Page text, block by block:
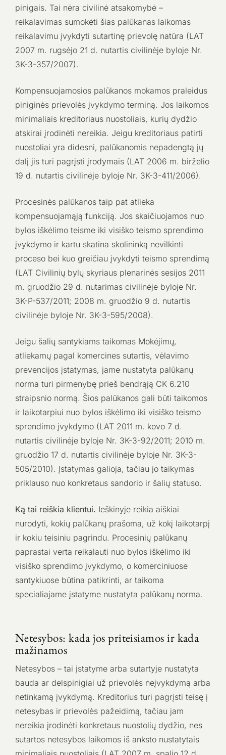
pinigais. Tai nėra civilinė atsakomybė –
reikalavimas sumokėti šias palūkanas laikomas
reikalavimu įvykdyti sutartinę prievolę natūra (LAT
2007 m. rugsėjo 21 d. nutartis civilinėje byloje Nr.
3K-3-357/2007).
Kompensuojamosios palūkanos mokamos praleidus
piniginės prievolės įvykdymo terminą. Jos laikomos
minimaliais kreditoriaus nuostoliais, kurių dydžio
atskirai įrodinėti nereikia. Jeigu kreditoriaus patirti
nuostoliai yra didesni, palūkanomis nepadengtą jų
dalį jis turi pagrįsti įrodymais (LAT 2006 m. birželio
19 d. nutartis civilinėje byloje Nr. 3K-3-411/2006).
Procesinės palūkanos taip pat atlieka
kompensuojamąją funkciją. Jos skaičiuojamos nuo
bylos iškėlimo teisme iki visiško teismo sprendimo
įvykdymo ir kartu skatina skolininką nevilkinti
proceso bei kuo greičiau įvykdyti teismo sprendimą
(LAT Civilinių bylų skyriaus plenarinės sesijos 2011
m. gruodžio 29 d. nutarimas civilinėje byloje Nr.
3K-P-537/2011; 2008 m. gruodžio 9 d. nutartis
civilinėje byloje Nr. 3K-3-595/2008).
Jeigu šalių santykiams taikomas Mokėjimų,
atliekamų pagal komercines sutartis, vėlavimo
prevencijos įstatymas, jame nustatyta palūkanų
norma turi pirmenybę prieš bendrąją CK 6.210
straipsnio normą. Šios palūkanos gali būti taikomos
ir laikotarpiui nuo bylos iškėlimo iki visiško teismo
sprendimo įvykdymo (LAT 2011 m. kovo 7 d.
nutartis civilinėje byloje Nr. 3K-3-92/2011; 2010 m.
gruodžio 17 d. nutartis civilinėje byloje Nr. 3K-3-
505/2010). Įstatymas galioja, tačiau jo taikymas
priklauso nuo konkretaus sandorio ir šalių statuso.
Ką tai reiškia klientui. Ieškinyje reikia aiškiai
nurodyti, kokių palūkanų prašoma, už kokį laikotarpį
ir kokiu teisiniu pagrindu. Procesinių palūkanų
paprastai verta reikalauti nuo bylos iškėlimo iki
visiško sprendimo įvykdymo, o komerciniuose
santykiuose būtina patikrinti, ar taikoma
specialiajame įstatyme nustatyta palūkanų norma.
Netesybos: kada jos priteisiamos ir kada
mažinamos
Netesybos – tai įstatyme arba sutartyje nustatyta
bauda ar delspinigiai už prievolės neįvykdymą arba
netinkamą įvykdymą. Kreditorius turi pagrįsti teisę į
netesybas ir prievolės pažeidimą, tačiau jam
nereikia įrodinėti konkretaus nuostolių dydžio, nes
sutartos netesybos laikomos iš anksto nustatytais